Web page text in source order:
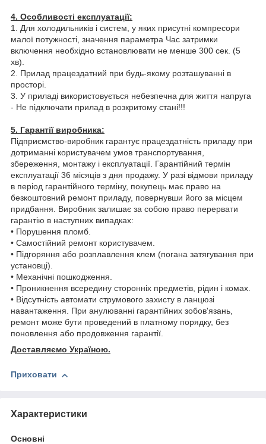
4. Особливості експлуатації:
1. Для холодильників і систем, у яких присутні компресори
малої потужності, значення параметра Час затримки
включення необхідно встановлювати не менше 300 сек. (5
хв).
2. Прилад працездатний при будь-якому розташуванні в
просторі.
3. У приладі використовується небезпечна для життя напруга
- Не підключати прилад в розкритому стані!!!
5. Гарантії виробника:
Підприємство-виробник гарантує працездатність приладу при
дотриманні користувачем умов транспортування,
збереження, монтажу і експлуатації. Гарантійний термін
експлуатації 36 місяців з дня продажу. У разі відмови приладу
в період гарантійного терміну, покупець має право на
безкоштовний ремонт приладу, повернувши його за місцем
придбання. Виробник залишає за собою право перервати
гарантію в наступних випадках:
• Порушення пломб.
• Самостійний ремонт користувачем.
• Підгоряння або розплавлення клем (погана затягування при
установці).
• Механічні пошкодження.
• Проникнення всередину сторонніх предметів, рідин і комах.
• Відсутність автомати струмового захисту в ланцюзі
навантаження. При анулюванні гарантійних зобов'язань,
ремонт може бути проведений в платному порядку, без
поновлення або продовження гарантії.
Доставляємо Україною.
Приховати
Характеристики
Основні